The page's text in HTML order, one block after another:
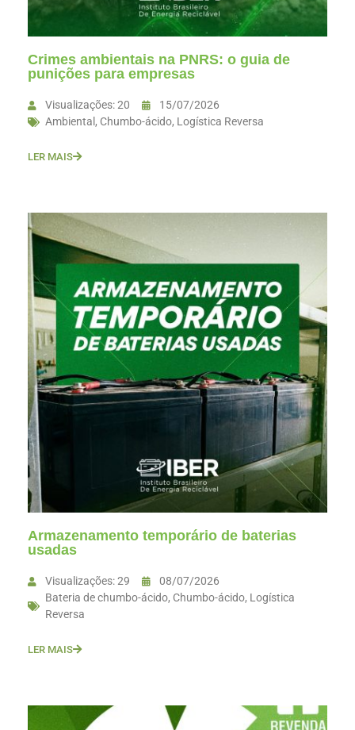
Crimes ambientais na PNRS: o guia de
punições para empresas
Visualizações: 20
15/07/2026
Ambiental , Chumbo-ácido, Logística Reversa
LER MAIS
Armazenamento temporário de baterias
usadas
Visualizações: 29
08/07/2026
Bateria de chumbo-ácido, Chumbo-ácido, Logística
Reversa
LER MAIS